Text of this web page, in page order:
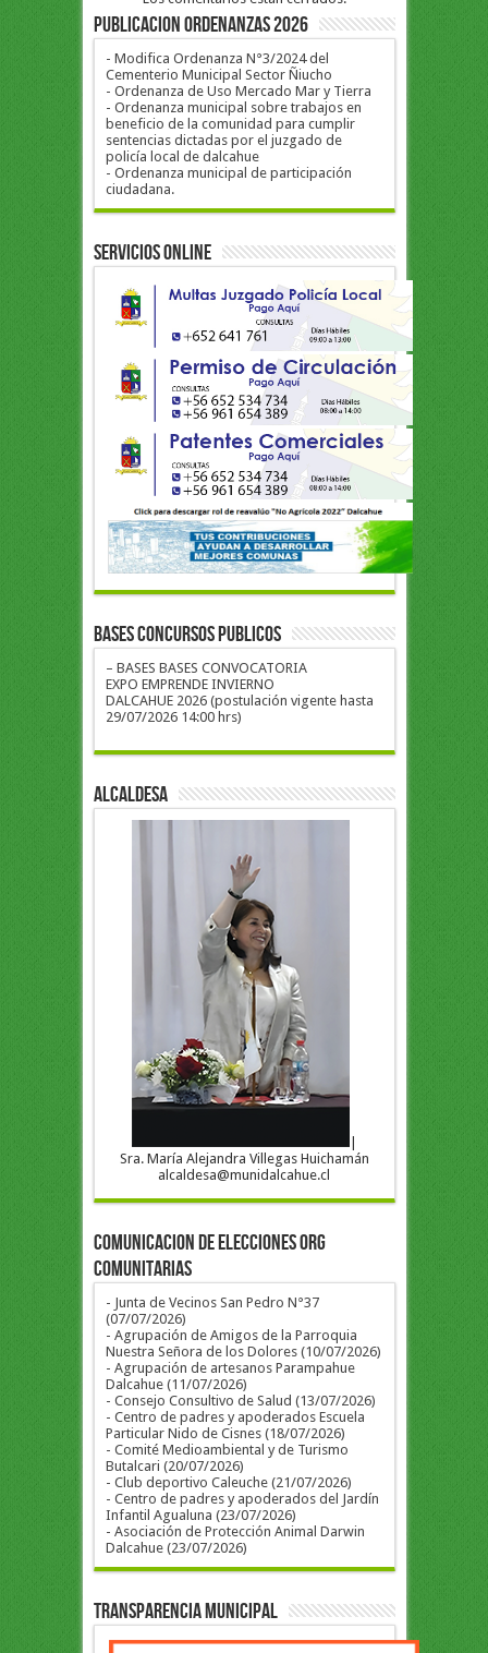
PUBLICACION ORDENANZAS 2026
- Modifica Ordenanza N°3/2024 del
Cementerio Municipal Sector Ñiucho
- Ordenanza de Uso Mercado Mar y Tierra
- Ordenanza municipal sobre trabajos en
beneficio de la comunidad para cumplir
sentencias dictadas por el juzgado de
policía local de dalcahue
- Ordenanza municipal de participación
ciudadana.
Servicios Online
BASES CONCURSOS PUBLICOS
– BASES BASES CONVOCATORIA
EXPO EMPRENDE INVIERNO
DALCAHUE 2026 (postulación vigente hasta
29/07/2026 14:00 hrs)
ALCALDESA
Sra. María Alejandra Villegas Huichamán
alcaldesa@munidalcahue.cl
COMUNICACION DE ELECCIONES ORG
COMUNITARIAS
- Junta de Vecinos San Pedro N°37
(07/07/2026)
- Agrupación de Amigos de la Parroquia
Nuestra Señora de los Dolores (10/07/2026)
- Agrupación de artesanos Parampahue
Dalcahue (11/07/2026)
- Consejo Consultivo de Salud (13/07/2026)
- Centro de padres y apoderados Escuela
Particular Nido de Cisnes (18/07/2026)
- Comité Medioambiental y de Turismo
Butalcari (20/07/2026)
- Club deportivo Caleuche (21/07/2026)
- Centro de padres y apoderados del Jardín
Infantil Agualuna (23/07/2026)
- Asociación de Protección Animal Darwin
Dalcahue (23/07/2026)
Transparencia Municipal